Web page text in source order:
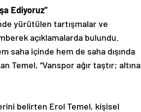
Ediyoruz”
yürütülen tartışmalar ve
açıklamalarda bulundu.
saha içinde hem de saha dışında
Temel, “Vanspor ağır taştır; altına
belirten Erol Temel, kişisel